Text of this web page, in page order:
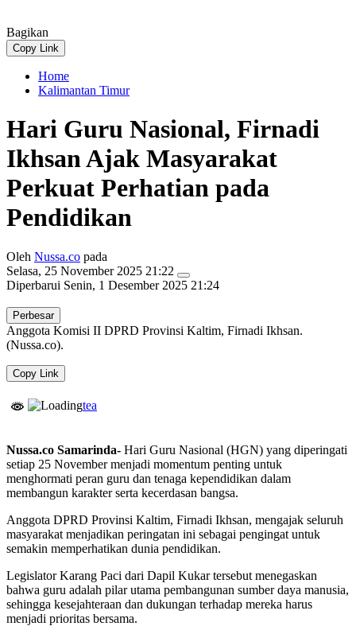
Bagikan
Copy Link
Home
Kalimantan Timur
Hari Guru Nasional, Firnadi
Ikhsan Ajak Masyarakat
Perkuat Perhatian pada
Pendidikan
Oleh Nussa.co pada
Selasa, 25 November 2025 21:22
Diperbarui Senin, 1 Desember 2025 21:24
Perbesar
Anggota Komisi II DPRD Provinsi Kaltim, Firnadi Ikhsan.
(Nussa.co).
Copy Link
tea
Nussa.co Samarinda- Hari Guru Nasional (HGN) yang diperingati
setiap 25 November menjadi momentum penting untuk
menghormati peran guru dan tenaga kependidikan dalam
membangun karakter serta kecerdasan bangsa.
Anggota DPRD Provinsi Kaltim, Firnadi Ikhsan, mengajak seluruh
masyarakat menjadikan peringatan ini sebagai pengingat untuk
semakin memperhatikan dunia pendidikan.
Legislator Karang Paci dari Dapil Kukar tersebut menegaskan
bahwa guru adalah pilar utama pembangunan sumber daya manusia,
sehingga kesejahteraan dan dukungan terhadap mereka harus
menjadi prioritas bersama.